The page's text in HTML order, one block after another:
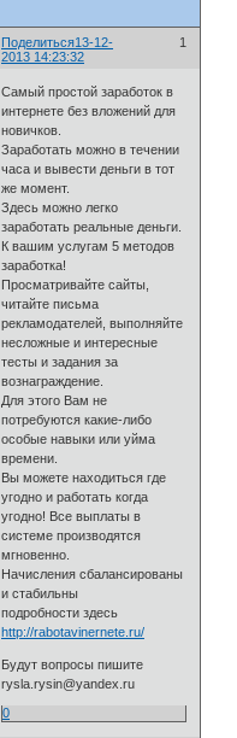
Поделиться 1
13-12-
2013 14:23:32
Самый простой заработок в
интернете без вложений для
новичков.
Заработать можно в течении
часа и вывести деньги в тот
же момент.
Здесь можно легко
заработать реальные деньги.
К вашим услугам 5 методов
заработка!
Просматривайте сайты,
читайте письма
рекламодателей, выполняйте
несложные и интересные
тесты и задания за
вознаграждение.
Для этого Вам не
потребуются какие-либо
особые навыки или уйма
времени.
Вы можете находиться где
угодно и работать когда
угодно! Все выплаты в
системе производятся
мгновенно.
Начисления сбалансированы
и стабильны
подробности здесь
http://rabotavinernete.ru/
Будут вопросы пишите
rysla.rysin@yandex.ru
0